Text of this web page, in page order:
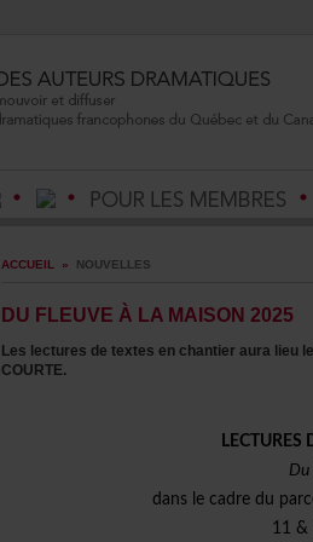
ACCUEIL » NOUVELLES
DUFLEUVEÀLAMAISON2025
COURTE.